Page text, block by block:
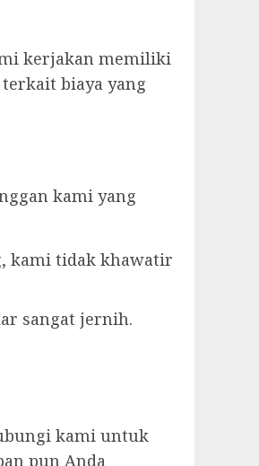
kerjakan memiliki
biaya yang
kami yang
kami tidak khawatir
sangat jernih.
kami untuk
pun Anda